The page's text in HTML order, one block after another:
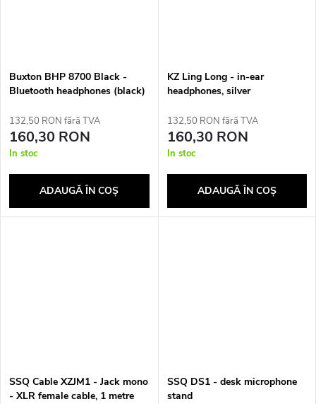
Buxton BHP 8700 Black -
Bluetooth headphones (black)
132,50 RON fără TVA
160,30 RON
In stoc
ADAUGĂ ÎN COŞ
KZ Ling Long - in-ear
headphones, silver
132,50 RON fără TVA
160,30 RON
In stoc
ADAUGĂ ÎN COŞ
SSQ Cable XZJM1 - Jack mono
- XLR female cable, 1 metre
SSQ DS1 - desk microphone
stand